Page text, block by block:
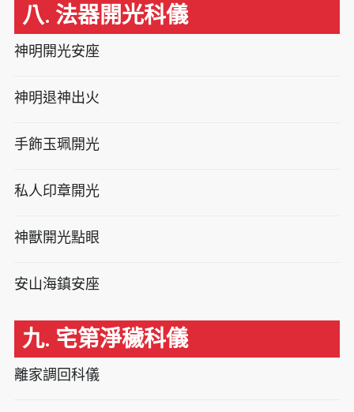
八. 法器開光科儀
神明開光安座
神明退神出火
手飾玉珮開光
私人印章開光
神獸開光點眼
安山海鎮安座
九. 宅第淨穢科儀
離家調回科儀